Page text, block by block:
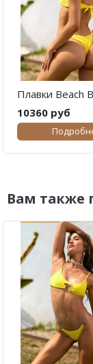
Плавки Beach
10360 руб
Вам также